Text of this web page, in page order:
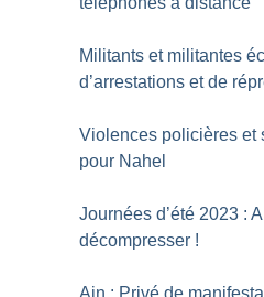
Militants et militantes
d’arrestations et de
Violences policières et
pour Nahel
Journées d’été 2023 :
décompresser !